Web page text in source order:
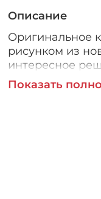
Описание
Оригинальное
рисунком из
интересное
W21,5 H3 см
Показать